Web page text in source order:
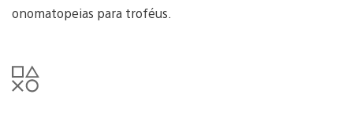
onomatopeias para troféus.